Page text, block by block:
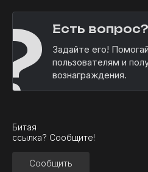
Есть вопрос?
Задайте его!
пользователям и
вознаграждения.
Битая
ссылка? Сообщите!
Сообщить